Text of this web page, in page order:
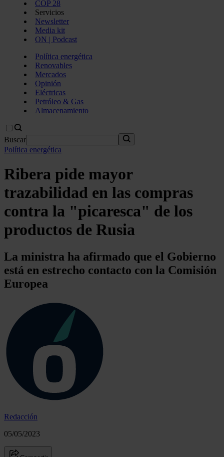
COP 28
Servicios
Newsletter
Media kit
ON | Podcast
Política energética
Renovables
Mercados
Opinión
Eléctricas
Petróleo & Gas
Almacenamiento
Buscar
Política energética
Ribera pide mayor
trazabilidad en las compras
contra la "picaresca" de los
productos de Rusia
La ministra ha afirmado que el Gobierno
está en estrecho contacto con la Comisión
Europea
Redacción
05/05/2023